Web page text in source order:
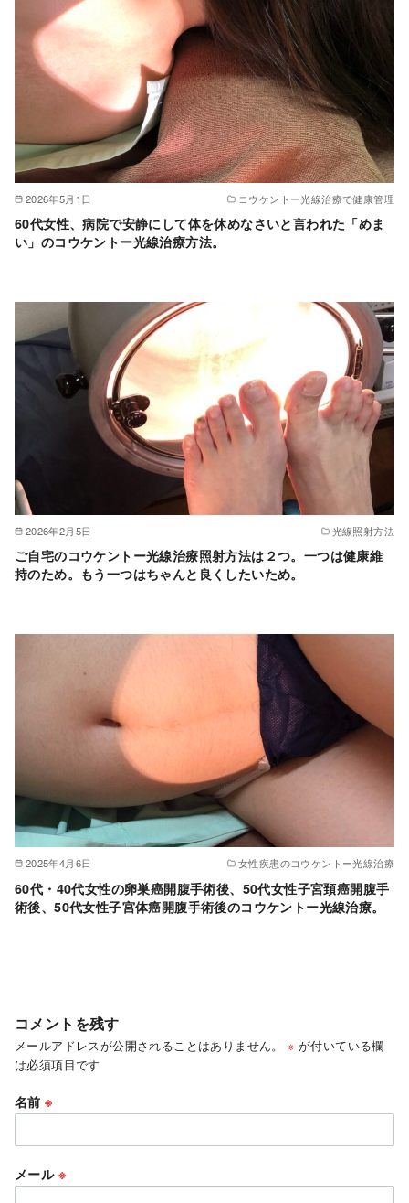
2026年5月1日 コウケントー光線治療で健康管理
60代女性、病院で安静にして体を休めなさいと言われた「めま
い」のコウケントー光線治療方法。
2026年2月5日 光線照射方法
ご自宅のコウケントー光線治療照射方法は２つ。一つは健康維
持のため。もう一つはちゃんと良くしたいため。
2025年4月6日 女性疾患のコウケントー光線治療
60代・40代女性の卵巣癌開腹手術後、50代女性子宮頚癌開腹手
術後、50代女性子宮体癌開腹手術後のコウケントー光線治療。
コメントを残す
メールアドレスが公開されることはありません。 ※ が付いている欄
は必須項目です
名前※
メール ※